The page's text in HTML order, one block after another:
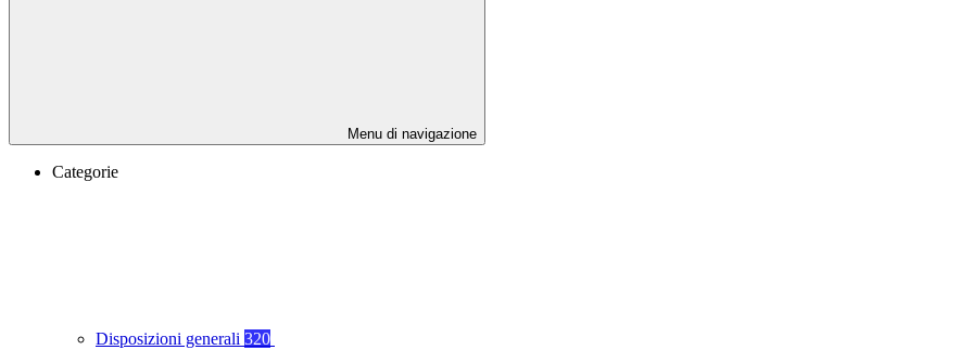
Menu di navigazione
Categorie
Disposizioni generali 320